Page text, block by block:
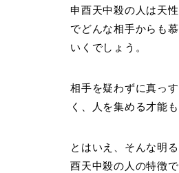
申酉天中殺の人は天
でどんな相手からも
いくでしょう。
相手を疑わずに真っ
く、人を集める才能
とはいえ、そんな明
酉天中殺の人の特徴